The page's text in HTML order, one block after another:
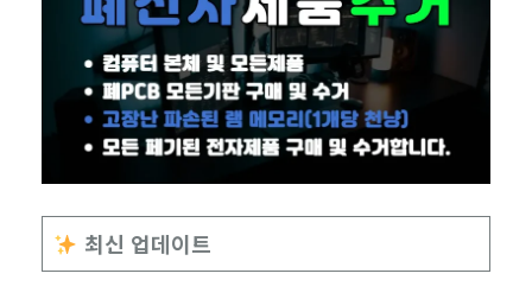
최신 업데이트